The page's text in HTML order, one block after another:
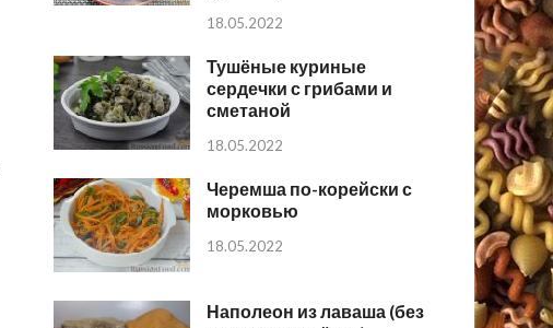
18.05.2022
Тушёные куриные
сердечки с грибами и
сметаной
18.05.2022
Черемша по-корейски с
морковью
18.05.2022
Наполеон из лаваша (без